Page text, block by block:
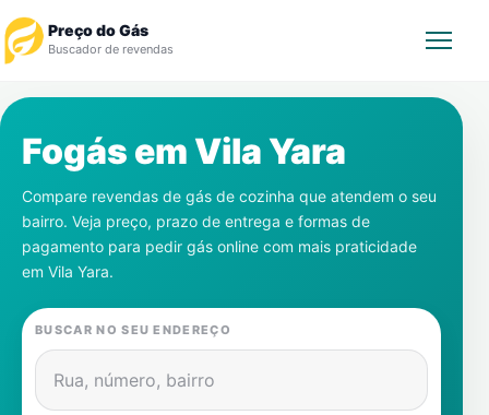
Preço do Gás
Buscador de revendas
Notícias
Gás
Contatos
Fogás em Vila Yara
Compare revendas de gás de cozinha que atendem o seu
bairro. Veja preço, prazo de entrega e formas de
pagamento para pedir gás online com mais praticidade
em Vila Yara.
BUSCAR NO SEU ENDEREÇO
Rua, número, bairro